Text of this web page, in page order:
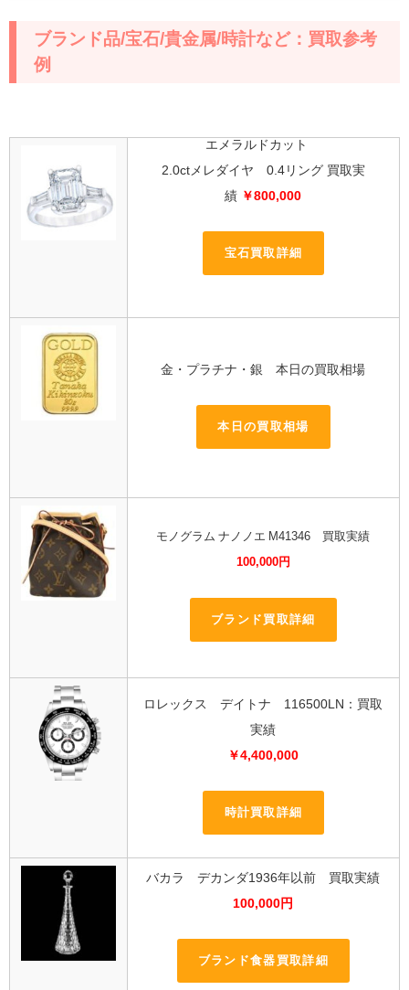
ブランド品/宝石/貴金属/時計など：買取参考
例
エメラルドカット
2.0ctメレダイヤ 0.4リング 買取実
績 ￥800,000
宝石買取詳細
金・プラチナ・銀 本日の買取相場
本日の買取相場
モノグラム ナノノエ M41346 買取実績
100,000円
ブランド買取詳細
ロレックス デイトナ 116500LN：買取
実績
￥4,400,000
時計買取詳細
バカラ デカンダ1936年以前 買取実績
100,000円
ブランド食器買取詳細